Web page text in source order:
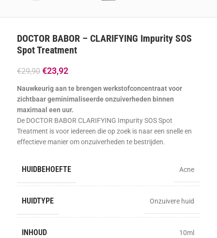
DOCTOR BABOR – CLARIFYING Impurity SOS
Spot Treatment
€29,90 €23,92
Nauwkeurig aan te brengen werkstofconcentraat voor
zichtbaar geminimaliseerde onzuiverheden binnen
maximaal een uur.
De DOCTOR BABOR CLARIFYING Impurity SOS Spot
Treatment is voor iedereen die op zoek is naar een snelle en
effectieve manier om onzuiverheden te bestrijden.
HUIDBEHOEFTE Acne
HUIDTYPE Onzuivere huid
INHOUD 10ml